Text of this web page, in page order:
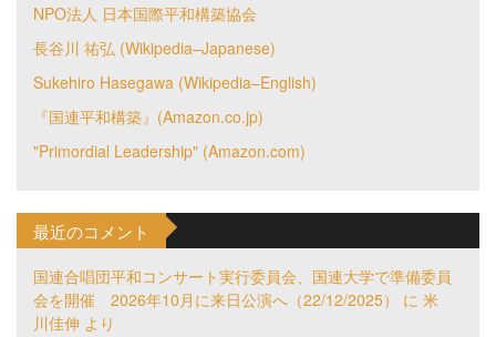
NPO法人 日本国際平和構築協会
長谷川 祐弘 (Wikipedia–Japanese)
Sukehiro Hasegawa (Wikipedia–English)
『国連平和構築』(Amazon.co.jp)
"Primordial Leadership" (Amazon.com)
最近のコメント
国連合唱団平和コンサート実行委員会、国連大学で準備委員
会を開催 2026年10月に来日公演へ（22/12/2025）
に 米
川佳伸 より